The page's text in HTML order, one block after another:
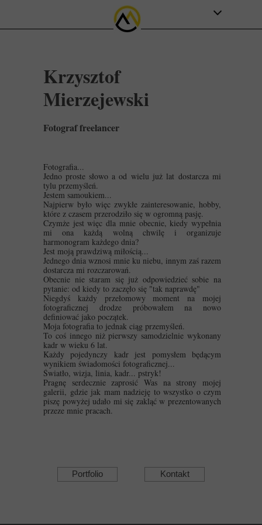
Krzysztof
Mierzejewski
Fotograf freelancer
Fotografia...
Jedno proste słowo a od wielu już lat dostarcza mi
tylu przemyśleń.
Jestem samoukiem...
Najpierw było więc zwykłe zainteresowanie, hobby,
które z czasem przerodziło się w ogromną pasję.
Czymże jest więc dla mnie obecnie, kiedy wypełnia
mi ona każdą wolną chwilę i organizuje
harmonogram każdego dnia?
Jest moją prawdziwą miłością...
Jednego dnia wznosi mnie ku niebu, innym zaś razem
dostarcza mi rozczarowań.
Obecnie nie staram się już odpowiedzieć sobie na
pytanie: od kiedy to zaczęło się "tak naprawdę"
Niegdyś każdy przełomowy moment na mojej
fotograficznej drodze próbowałem na nowo
definiować jako początek.
Moja fotografia to jednak ciąg przemyśleń.
To coś innego niż pierwszy samodzielnie wykonany
kadr w wieku 6 lat.
Każdy pojedynczy kadr jest pomysłem będącym
wynikiem świadomości fotograficznej...
Światło, wizja, linia, kadr... pstryk!
Pragnę serdecznie zaprosić Was na strony mojej
galerii, gdzie jak mam nadzieję to wszystko o czym
piszę powyżej udało mi się zakląć w prezentowanych
przeze mnie pracach.
Portfolio Kontakt